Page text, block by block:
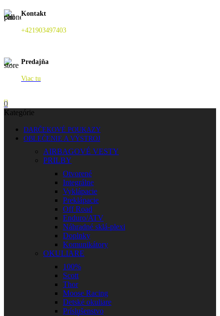
Kontakt
+421903497403
Predajňa
Viac tu
0
Kategórie
DARČEKOVÉ POUKAZY
OBLEČENIE A VÝSTROJ
AIRBAGOVÉ VESTY
PRILBY
Otvorené
Integrálne
Vyklápacie
Preklápacie
Off Road
Enduro/ATV
Náhradné sklá-plexi
Doplnky
Komunikátory
OKULIARE
100%
Scott
Thor
Moose Racing
Detské okuliare
Príslušenstvo